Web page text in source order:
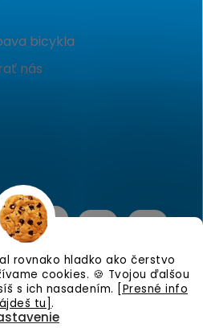
rovnako hladko ako čerstvo
cookies. 🍪 Tvojou ďalšou
s ich nasadením. [Presné info
tu].
bicykla
nás